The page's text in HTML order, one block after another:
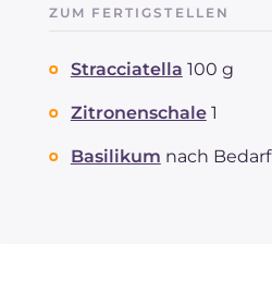
ZUM FERTIGSTELLEN
Stracciatella 100 g
Zitronenschale 1
Basilikum nach Bedarf